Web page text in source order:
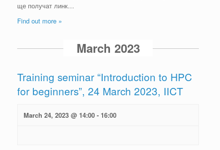
ще получат линк…
Find out more »
March 2023
Training seminar “Introduction to HPC
for beginners”, 24 March 2023, IICT
March 24, 2023 @ 14:00 - 16:00